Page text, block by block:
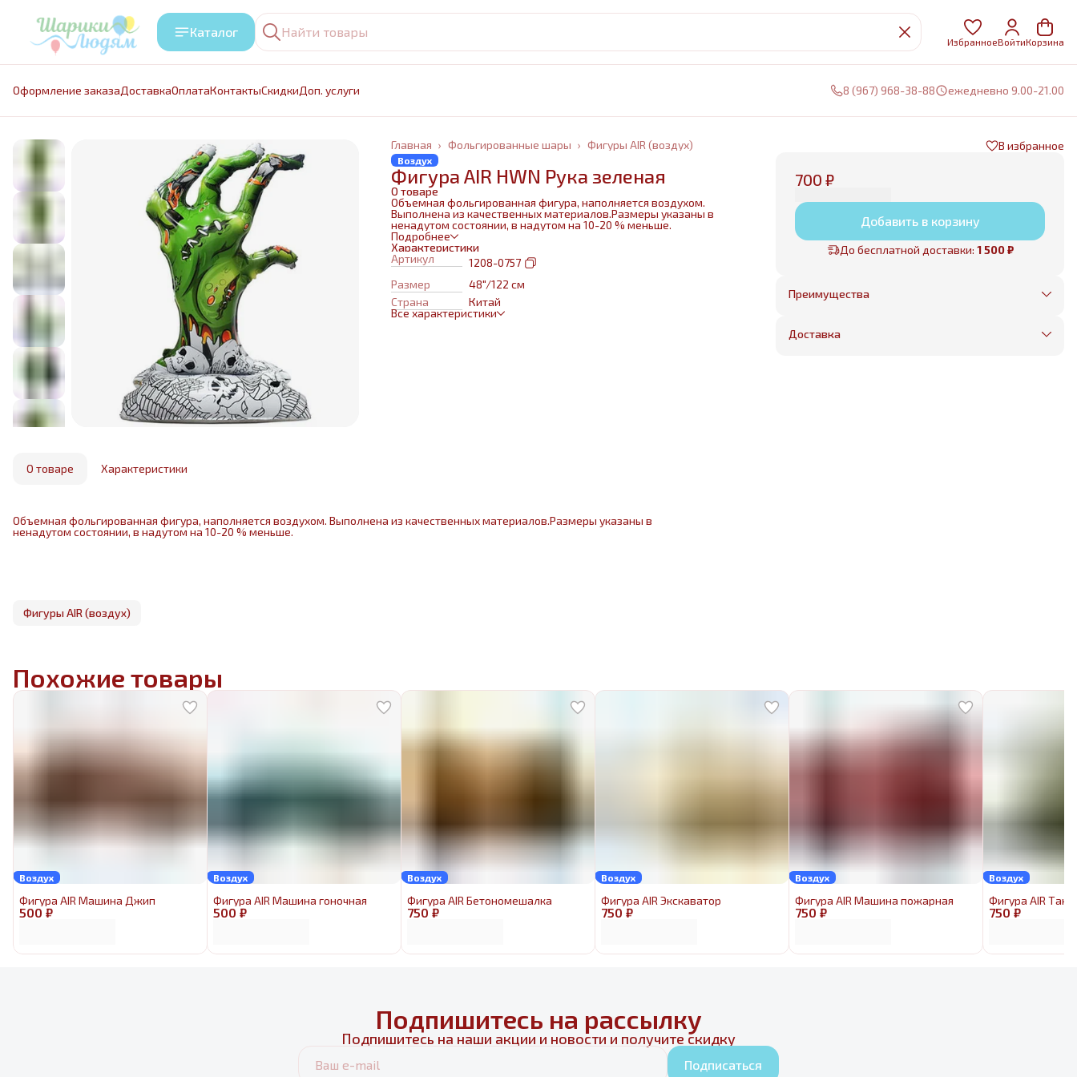
Каталог
ИзбранноеВойтиКорзина
Оформление заказаДоставкаОплатаКонтактыCкидкиДоп. услуги 8 (967) 968-38-88 ежедневно 9.00-21.00
Фигуры AIR (воздух)
Фольгированные шары ›
Главная ›
Воздух
Фигура AIR HWN Рука зеленая
О товаре
Объемная фольгированная фигура, наполняется воздухом.
Выполнена из качественных материалов.Размеры указаны в
ненадутом состоянии, в надутом на 10-20 % меньше.
Подробнее
Характеристики
Артикул
1208-0757
Размер
48"/122 см
Страна
Китай
Все характеристики
В избранное
700 ₽
Добавить в корзину
До бесплатной доставки: 1 500 ₽
Преимущества
Оплата частями в Сплит
Бесплатная доставка в пределах КАД
Доставка
О товаре Характеристики
Объемная фольгированная фигура, наполняется воздухом. Выполнена из качественных материалов.Размеры указаны в
ненадутом состоянии, в надутом на 10-20 % меньше.
Фигуры AIR (воздух)
Похожие товары
Воздух
500 ₽
Фигура AIR Машина Джип
Воздух
500 ₽
Фигура AIR Машина гоночная
Воздух
750 ₽
Фигура AIR Бетономешалка
Воздух
750 ₽
Фигура AIR Экскаватор
Воздух
750 ₽
Фигура AIR Машина пожарная
Воздух
750 ₽
Фигура AIR Танк
Подпишитесь на рассылку
Подпишитесь на наши акции и новости и получите скидку
Подписаться